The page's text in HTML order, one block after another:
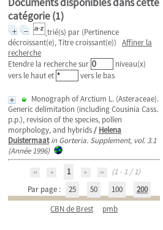
catégorie (1)
trié(s) par (Pertinence
décroissant(e), Titre croissant(e)) Affiner la
recherche
Etendre la recherche sur
niveau(x)
vers le haut et
vers le bas
Monograph of Arctium L. (Asteraceae).
Generic delimitation (including Cousinia Cass.
p.p.), revision of the species, pollen
morphology, and hybrids/ Helena
Duistermaat in Gorteria. Supplement, vol. 3.1
(Année 1996)
1
(1 - 1 / 1)
Par page :
25 50 100
200
CBN de Brest
pmb